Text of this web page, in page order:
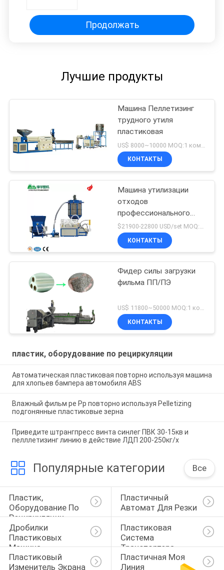
Продолжать
Лучшие продукты
Машина Пеллетизинг
трудного утиля
пластиковая
КОНТАКТЫ
Машина утилизации
отходов
профессионального
завода пластиковая
$21900-22800 USD/set MOQ:1 комплект
КОНТАКТЫ
Фидер силы загрузки
фильма ПП/ПЭ
US$ 11800~50000 MOQ:1 комплект
КОНТАКТЫ
пластик, оборудование по рециркуляции
Автоматическая пластиковая повторно используя машина
для хлопьев бампера автомобиля ABS
Влажный фильм pe Pp повторно используя Pelletizing
подгонянные пластиковые зерна
Приведите штрангпресс винта синлег ПВК 30-15кв и
пелллетизинг линию в действие ЛДП 200-250кг/х
Популярные категории Все
Пластик,
Оборудование По
Рециркуляции
Пластичный
Автомат Для Резки
Дробилки
Пластиковых
Машина
Пластиковая
Система
Транспортера
Пластиковый
Изменитель Экрана
Пластичная Моя
Линия